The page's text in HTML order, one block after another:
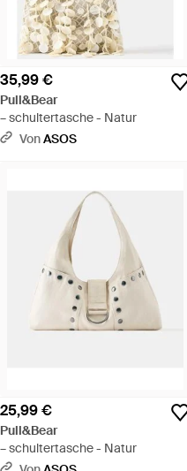
35,99 €
Pull&Bear
– schultertasche - Natur
VonASOS
25,99 €
Pull&Bear
– schultertasche - Natur